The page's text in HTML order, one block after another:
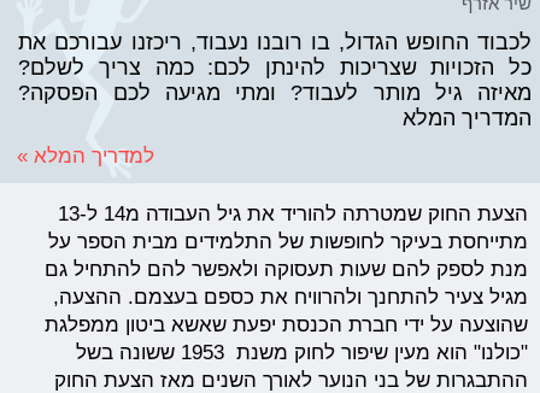
לכבוד החופש הגדול, בו רובנו נעבוד, ריכזנו עבורכם את
כל הזכויות שצריכות להינתן לכם: כמה צריך לשלם?
מאיזה גיל מותר לעבוד? ומתי מגיעה לכם הפסקה?
המדריך המלא
למדריך המלא »
הצעת החוק שמטרתה להוריד את גיל העבודה מ14 ל-13
מתייחסת בעיקר לחופשות של התלמידים מבית הספר על
מנת לספק להם שעות תעסוקה ולאפשר להם להתחיל גם
מגיל צעיר להתחנך ולהרוויח את כספם בעצמם. ההצעה,
שהוצעה על ידי חברת הכנסת יפעת שאשא ביטון ממפלגת
"כולנו" הוא מעין שיפור לחוק משנת 1953 ששונה בשל
ההתבגרות של בני הנוער לאורך השנים מאז הצעת החוק